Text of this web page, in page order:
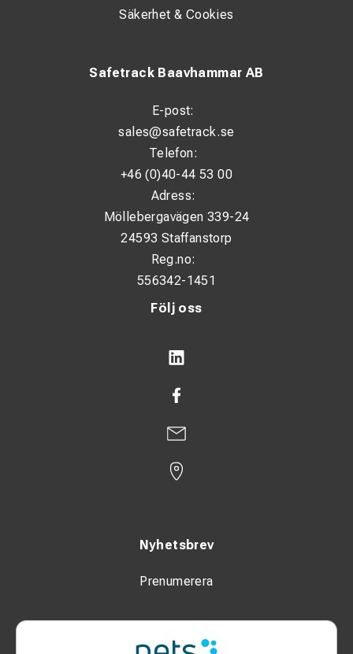
Följ oss
Nyhetsbrev
Prenumerera
Safetrack Baavhammar AB
E-post:
sales@safetrack.se
Telefon:
+46 (0)40-44 53 00
Adress:
Möllebergavägen 339-24
24593 Staffanstorp
Reg.no:
556342-1451
Säkerhet & Cookies